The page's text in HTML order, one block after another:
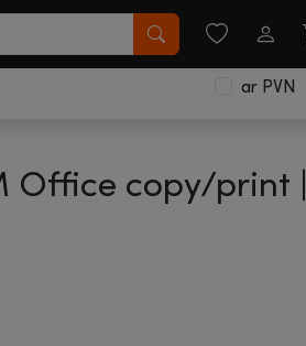
ar PVN
Office copy/print |